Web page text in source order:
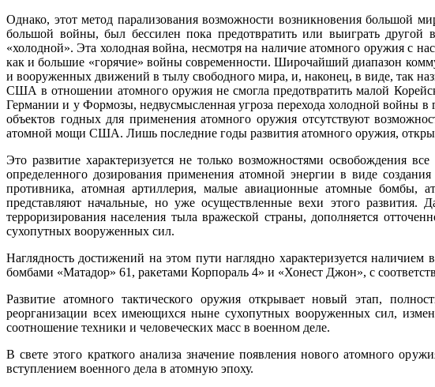
Однако, этот метод парализования возможности возникновения большой
большой войны, был бессилен пока предотвратить или выиграть
«холодной». Эта холодная война, несмотря на наличие атомного оружия с
как и большие «горячие» войны современности. Широчайший диапазон
и вооруженных движений в тылу свободного мира, и, наконец, в виде, так
США в отношении атомного оружия не смогла предотвратить малой
Германии и у Формозы, не­двусмысленная угроза перехода холодной войны
объектов годных для применения атомного оружия отсутствуют
атомной мощи США. Лишь последние годы развития атомного оружия,
Это развитие характеризуется не только возможностями
определенного дозирования применения атомной энергии в виде
противника, атомная артиллерия, малые авиационные атомные бомбы,
представляют начальные, но уже осуществленные вехи этого
терроризирования населения тыла вражеской страны, дополняется
сухопутных вооруженных сил.
Наглядность достижений на этом пути наглядно характеризуется
бомбами «Матадор» 61, ракетами Корпораль 4» и «Хонест Джон», с
Развитие атомного тактического оружия открывает новый этап,
реорганизации всех имеющихся ныне сухопутных вооруженных сил,
соотношение техники и человеческих масс в военном деле.
В свете этого краткого анализа значение появления нового атомного
вступлением военного дела в атомную эпоху.